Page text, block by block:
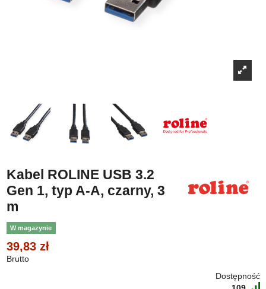
Kabel ROLINE USB 3.2
Gen 1, typ A-A, czarny, 3
m
W magazynie
39,83 zł
Brutto
Dostępność